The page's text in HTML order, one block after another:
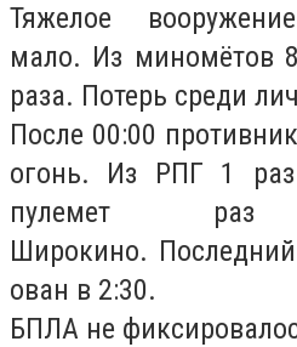
Тяжелое
мало. Из миномётов
раза. Потерь среди
После 00:00
огонь. Из РПГ 1
пулемет
Широкино.
ован в 2:30.
БПЛА не